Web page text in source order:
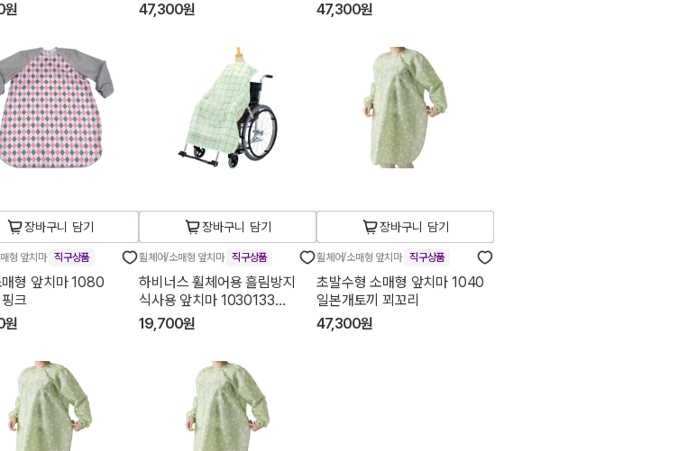
원
47,300원
47,300원
장바구니 담기
형 앞치마 직구상품
매형 앞치마 1080
크
원
장바구니 담기
휠체어/소매형 앞치마 직구상품
하비너스 휠체어용 흘림방지
식사용 앞치마 1030133
체크무늬
19,700원
장바구니 담기
휠체어/소매형 앞치마 직구상품
초발수형 소매형 앞치마 1040
일본개토끼 꾀꼬리
47,300원